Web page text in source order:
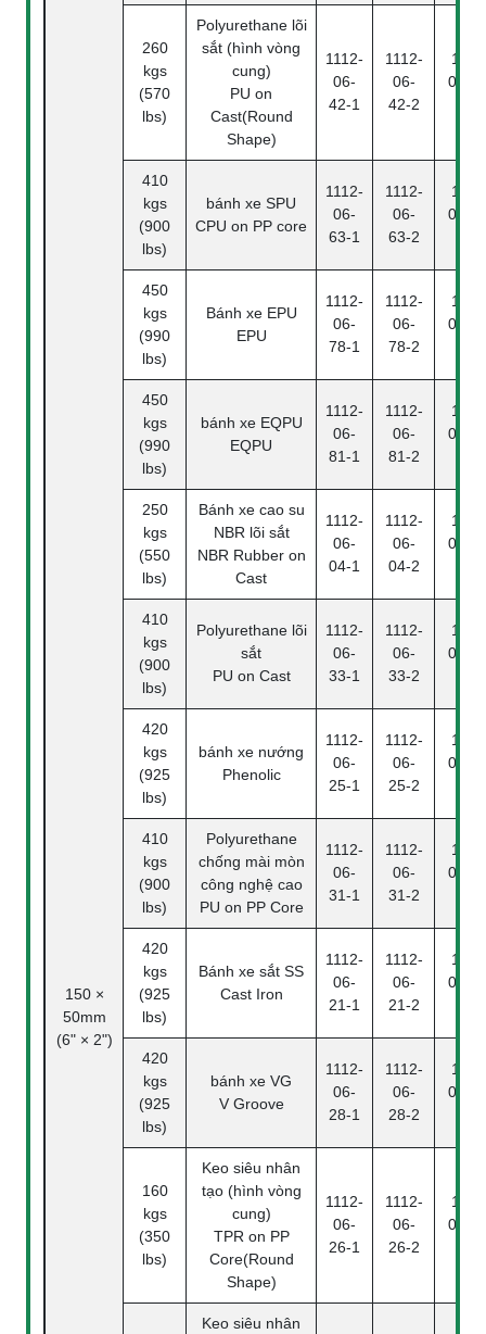
150 ×
50mm
(6" × 2")
260
kgs
(570
lbs)
Polyurethane lõi
sắt (hình vòng
cung)
PU on
Cast(Round
Shape)
1112-
06-
42-1
1112-
06-
42-2
06-
410
kgs
(900
lbs)
bánh xe SPU
CPU on PP core
1112-
06-
63-1
1112-
06-
63-2
06-
450
kgs
(990
lbs)
Bánh xe EPU
EPU
1112-
06-
78-1
1112-
06-
78-2
06-
450
kgs
(990
lbs)
bánh xe EQPU
EQPU
1112-
06-
81-1
1112-
06-
81-2
06-
250
kgs
(550
lbs)
Bánh xe cao su
NBR lõi sắt
NBR Rubber on
Cast
1112-
06-
04-1
1112-
06-
04-2
06-
410
kgs
(900
lbs)
Polyurethane lõi
sắt
PU on Cast
1112-
06-
33-1
1112-
06-
33-2
06-
420
kgs
(925
lbs)
bánh xe nướng
Phenolic
1112-
06-
25-1
1112-
06-
25-2
06-
410
kgs
(900
lbs)
Polyurethane
chống mài mòn
công nghệ cao
PU on PP Core
1112-
06-
31-1
1112-
06-
31-2
06-
420
kgs
(925
lbs)
Bánh xe sắt SS
Cast Iron
1112-
06-
21-1
1112-
06-
21-2
06-
420
kgs
(925
lbs)
bánh xe VG
V Groove
1112-
06-
28-1
1112-
06-
28-2
06-
160
kgs
(350
lbs)
Keo siêu nhân
tạo (hình vòng
cung)
TPR on PP
Core(Round
Shape)
1112-
06-
26-1
1112-
06-
26-2
06-
Keo siêu nhân